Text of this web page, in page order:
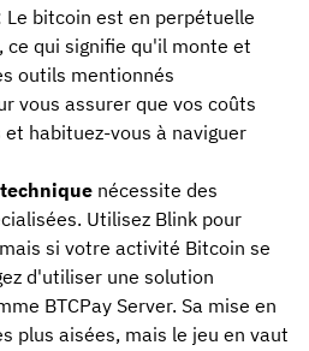
Le bitcoin est en perpétuelle
ce qui signifie qu'il monte et
outils mentionnés
vous assurer que vos coûts
habituez-vous à naviguer
nécessite des
Utilisez Blink pour
si votre activité Bitcoin se
d'utiliser une solution
BTCPay Server. Sa mise en
plus aisées, mais le jeu en vaut